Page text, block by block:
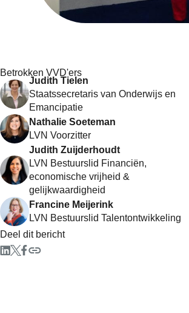
Betrokken VVD'ers
Judith Tielen
Staatssecretaris van Onderwijs en
Emancipatie
Nathalie Soeteman
LVN Voorzitter
Judith Zuijderhoudt
LVN Bestuurslid Financiën,
economische vrijheid &
gelijkwaardigheid
Francine Meijerink
LVN Bestuurslid Talentontwikkeling
Deel dit bericht